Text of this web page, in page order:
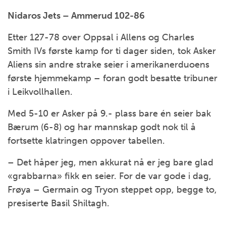
Nidaros Jets – Ammerud 102-86
Etter 127-78 over Oppsal i Allens og Charles
Smith IVs første kamp for ti dager siden, tok Asker
Aliens sin andre strake seier i amerikanerduoens
første hjemmekamp – foran godt besatte tribuner
i Leikvollhallen.
Med 5-10 er Asker på 9.- plass bare én seier bak
Bærum (6-8) og har mannskap godt nok til å
fortsette klatringen oppover tabellen.
– Det håper jeg, men akkurat nå er jeg bare glad
«grabbarna» fikk en seier. For de var gode i dag,
Frøya – Germain og Tryon steppet opp, begge to,
presiserte Basil Shiltagh.